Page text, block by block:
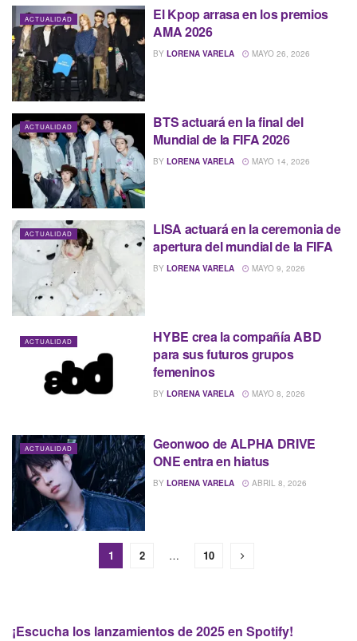
ACTUALIDAD
El Kpop arrasa en los premios
AMA 2026
BY LORENA VARELA MAYO 26, 2026
ACTUALIDAD
BTS actuará en la final del
Mundial de la FIFA 2026
BY LORENA VARELA MAYO 14, 2026
ACTUALIDAD
LISA actuará en la ceremonia de
apertura del mundial de la FIFA
BY LORENA VARELA MAYO 9, 2026
ACTUALIDAD
HYBE crea la compañía ABD
para sus futuros grupos
femeninos
BY LORENA VARELA MAYO 8, 2026
ACTUALIDAD
Geonwoo de ALPHA DRIVE
ONE entra en hiatus
BY LORENA VARELA ABRIL 8, 2026
1 2 … 10
¡Escucha los lanzamientos de 2025 en Spotify!